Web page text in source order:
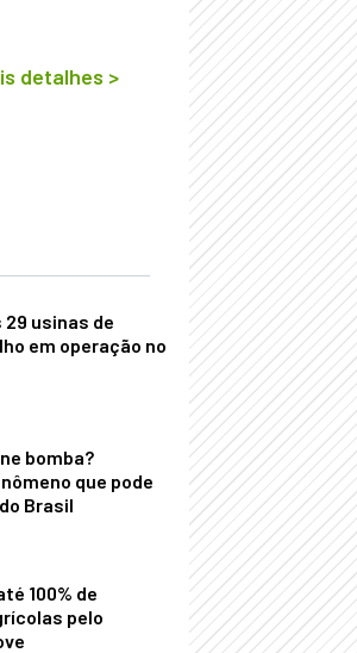
detalhes >
29 usinas de
em operação no
bomba?
que pode
Brasil
100% de
pelo